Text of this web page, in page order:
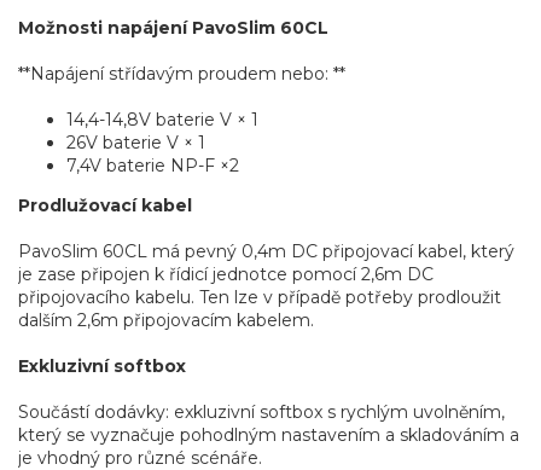
Možnosti napájení PavoSlim 60CL
**Napájení střídavým proudem nebo: **
14,4-14,8V baterie V × 1
26V baterie V × 1
7,4V baterie NP-F ×2
Prodlužovací kabel
PavoSlim 60CL má pevný 0,4m DC připojovací kabel, který
je zase připojen k řídicí jednotce pomocí 2,6m DC
připojovacího kabelu. Ten lze v případě potřeby prodloužit
dalším 2,6m připojovacím kabelem.
Exkluzivní softbox
Součástí dodávky: exkluzivní softbox s rychlým uvolněním,
který se vyznačuje pohodlným nastavením a skladováním a
je vhodný pro různé scénáře.